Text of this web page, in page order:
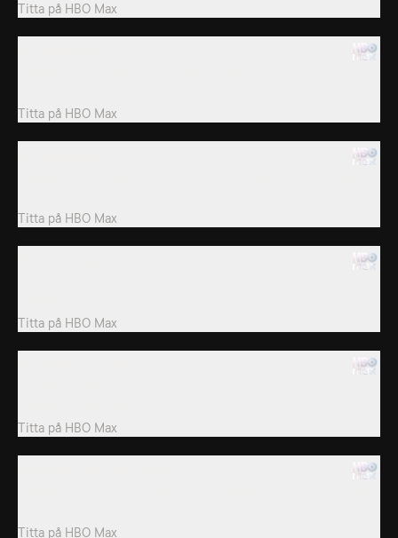
Titta på HBO Max
Titta på HBO Max
Titta på HBO Max
Titta på HBO Max
Titta på HBO Max
Titta på HBO Max